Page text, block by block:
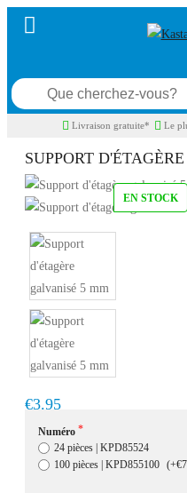
Livraison gratuite* Le
SUPPORT
EN STOCK
Livraison rapide, en 1 à 2
€3.95
Numéro
24 pièces | KPD85524
100 pièces | KPD855100